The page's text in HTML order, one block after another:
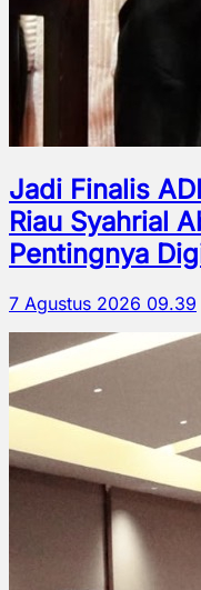
Jadi Finalis
Riau Syahrial
Pentingnya
7 Agustus 2026 09.39